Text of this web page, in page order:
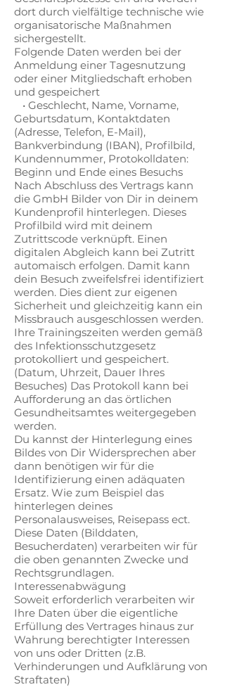
dort durch vielfältige technische wie
organisatorische Maßnahmen
sichergestellt.
Folgende Daten werden bei der
Anmeldung einer Tagesnutzung
oder einer Mitgliedschaft erhoben
und gespeichert
• Geschlecht, Name, Vorname,
Geburtsdatum, Kontaktdaten
(Adresse, Telefon, E-Mail),
Bankverbindung (IBAN), Profilbild,
Kundennummer, Protokolldaten:
Beginn und Ende eines Besuchs
Nach Abschluss des Vertrags kann
die GmbH Bilder von Dir in deinem
Kundenprofil hinterlegen. Dieses
Profilbild wird mit deinem
Zutrittscode verknüpft. Einen
digitalen Abgleich kann bei Zutritt
automaisch erfolgen. Damit kann
dein Besuch zweifelsfrei identifiziert
werden. Dies dient zur eigenen
Sicherheit und gleichzeitig kann ein
Missbrauch ausgeschlossen werden.
Ihre Trainingszeiten werden gemäß
des Infektionsschutzgesetz
protokolliert und gespeichert.
(Datum, Uhrzeit, Dauer Ihres
Besuches) Das Protokoll kann bei
Aufforderung an das örtlichen
Gesundheitsamtes weitergegeben
werden.
Du kannst der Hinterlegung eines
Bildes von Dir Widersprechen aber
dann benötigen wir für die
Identifizierung einen adäquaten
Ersatz. Wie zum Beispiel das
hinterlegen deines
Personalausweises, Reisepass ect.
Diese Daten (Bilddaten,
Besucherdaten) verarbeiten wir für
die oben genannten Zwecke und
Rechtsgrundlagen.
Interessenabwägung
Soweit erforderlich verarbeiten wir
Ihre Daten über die eigentliche
Erfüllung des Vertrages hinaus zur
Wahrung berechtigter Interessen
von uns oder Dritten (z.B.
Verhinderungen und Aufklärung von
Straftaten)